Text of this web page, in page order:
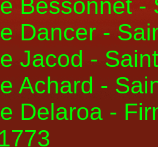
Bessonnet -
Dancer -
Jacod -
Achard -
Delaroa -